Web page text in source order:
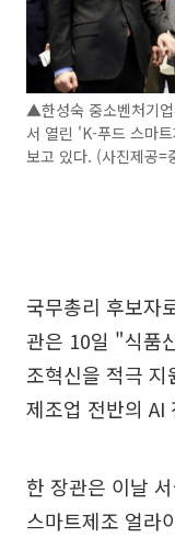
▲한성숙 중소벤처기
서 열린 'K-푸드 스마
보고 있다. (사진제공=
국무총리 후보자
관은 10일 "식품
조혁신을 적극
제조업 전반의 AI
한 장관은 이날
스마트제조 얼라